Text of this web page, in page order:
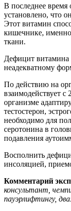
В последнее время
установлено, что
Этот витамин
кишечнике, именно
ткани.
Дефицит витамина
неадекватному
По действию на
взаимодействует
организме
тестостерон,
необходимо для
серотонина в
подавления
Восполнить
инсоляцией,
Комментарий
консультант,
пауэрлифтингу,